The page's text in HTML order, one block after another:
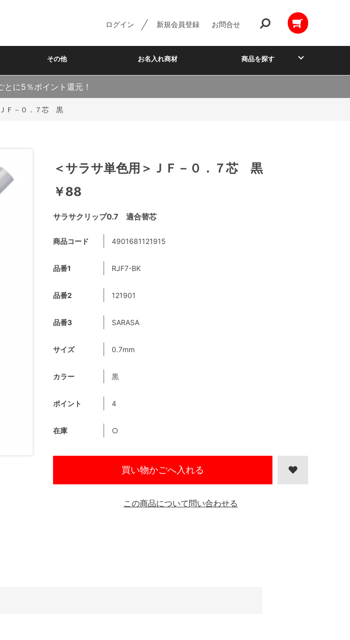
ログイン 新規会員登録 お問合せ
その他 お名入れ商材 商品を探す
に5％ポイント還元！
Ｆ－０．７芯 黒
サラサクリップ0.7 適合替芯
＜サラサ単色用＞ＪＦ－０．７芯 黒
￥88
商品コード 4901681121915
品番1 RJF7-BK
品番2 121901
品番3 SARASA
サイズ 0.7mm
カラー 黒
ポイント 4
在庫 ○
買い物かごへ入れる
この商品について問い合わせる